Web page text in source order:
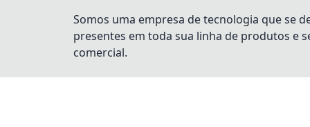
Somos uma empresa de tecnologia que se
presentes em toda sua linha de produtos e
comercial.